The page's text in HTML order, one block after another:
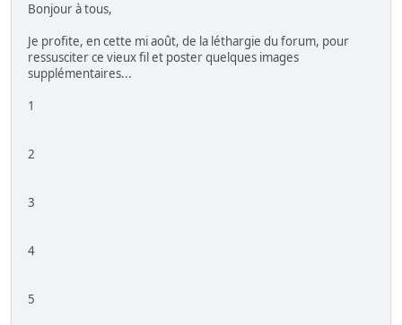
Bonjour à tous,
Je profite, en cette mi août, de la léthargie du forum, pour
ressusciter ce vieux fil et poster quelques images
supplémentaires...
1
2
3
4
5